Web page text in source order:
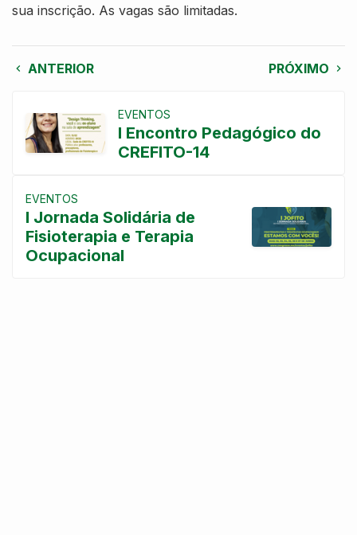
sua inscrição. As vagas são limitadas.
ANTERIOR PRÓXIMO
EVENTOS
I Encontro Pedagógico do
CREFITO-14
EVENTOS
I Jornada Solidária de
Fisioterapia e Terapia
Ocupacional